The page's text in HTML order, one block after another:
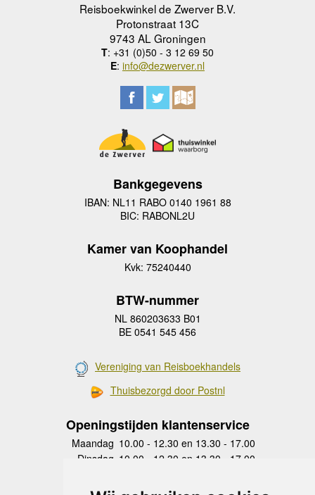
Reisboekwinkel de Zwerver B.V.
Protonstraat 13C
9743 AL Groningen
T: +31 (0)50 - 3 12 69 50
E: info@dezwerver.nl
Bankgegevens
IBAN: NL11 RABO 0140 1961 88
BIC: RABONL2U
Kamer van Koophandel
Kvk: 75240440
BTW-nummer
NL 860203633 B01
BE 0541 545 456
Vereniging van Reisboekhandels
Thuisbezorgd door Postnl
Openingstijden klantenservice
Maandag 10.00 - 12.30 en 13.30 - 17.00
Dinsdag 10.00 - 12.30 en 13.30 - 17.00
Donderdag
10.00 - 12.30 en 13.30 - 17.00